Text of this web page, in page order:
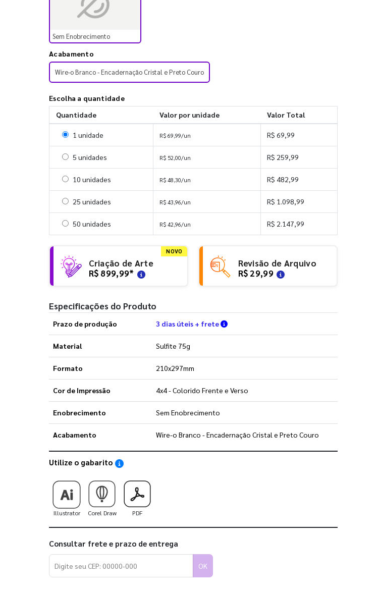
Sem Enobrecimento
Acabamento
Wire-o Branco - Encadernação Cristal e Preto Couro
Escolha a quantidade
Quantidade
Valor por unidade Valor Total
Selecionar 1 unidade
1 unidade R$ 69,99/un R$ 69,99
Selecionar 5 unidades
5 unidades R$ 52,00/un R$ 259,99
Selecionar 10 unidades
10 unidades R$ 48,30/un R$ 482,99
Selecionar 25 unidades
25 unidades R$ 43,96/un R$ 1.098,99
Selecionar 50 unidades
50 unidades R$ 42,96/un R$ 2.147,99
NOVO
Criação de Arte
R$ 899,99*
Revisão de Arquivo
R$ 29,99
Especificações do Produto
Prazo de produção 3 dias úteis + frete Verifique as condições de entrega
Material Sulfite 75g
Formato 210x297mm
Cor de Impressão 4x4 - Colorido Frente e Verso
Enobrecimento Sem Enobrecimento
Acabamento Wire-o Branco - Encadernação Cristal e Preto Couro
Utilize o gabarito Saiba como utilizar os nossos gabaritos
Illustrator Corel Draw PDF
Consultar frete e prazo de entrega
OK